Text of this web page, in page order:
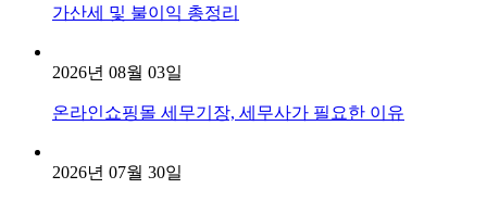
가산세 및 불이익 총정리
2026년 08월 03일
온라인쇼핑몰 세무기장, 세무사가 필요한 이유
2026년 07월 30일